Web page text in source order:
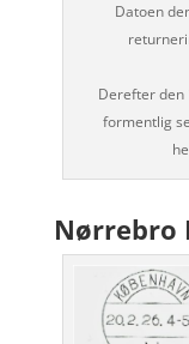
Datoen
Derefter den
formentlig
Nørrebro